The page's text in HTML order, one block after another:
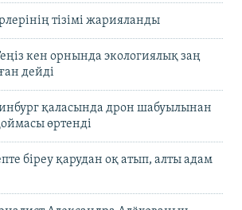
тізімі жарияланды
кен орнында экологиялық заң
дейді
қаласында дрон шабуылынан
өртенді
біреу қарудан оқ атып, алты адам